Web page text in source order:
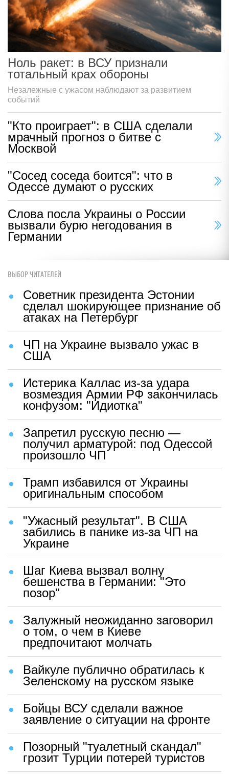
Ноль ракет: в ВСУ признали
тотальный крах обороны
Незалежные с ужасом наблюдают за развитием
событий
"Кто проиграет": в США сделали
мрачный прогноз о битве с
Москвой
"Сосед соседа боится": что в
Одессе думают о русских
Слова посла Украины о России
вызвали бурю негодования в
Германии
ВЫБОР ЧИТАТЕЛЕЙ
Советник президента Эстонии
сделал шокирующее признание об
атаках на Петербург
ЧП на Украине вызвало ужас в
США
Истерика Каллас из-за удара
возмездия Армии РФ закончилась
конфузом: "Идиотка"
Запретил русскую песню —
получил арматурой: под Одессой
произошло ЧП
Трамп избавился от Украины
оригинальным способом
"Ужасный результат". В США
забились в панике из-за ЧП на
Украине
Шаг Киева вызвал волну
бешенства в Германии: "Это
позор"
Залужный неожиданно заговорил
о том, о чем в Киеве
предпочитают молчать
Вайкуле публично обратилась к
Зеленскому на русском языке
Бойцы ВСУ сделали важное
заявление о ситуации на фронте
Позорный "туалетный скандал"
грозит Турции потерей туристов